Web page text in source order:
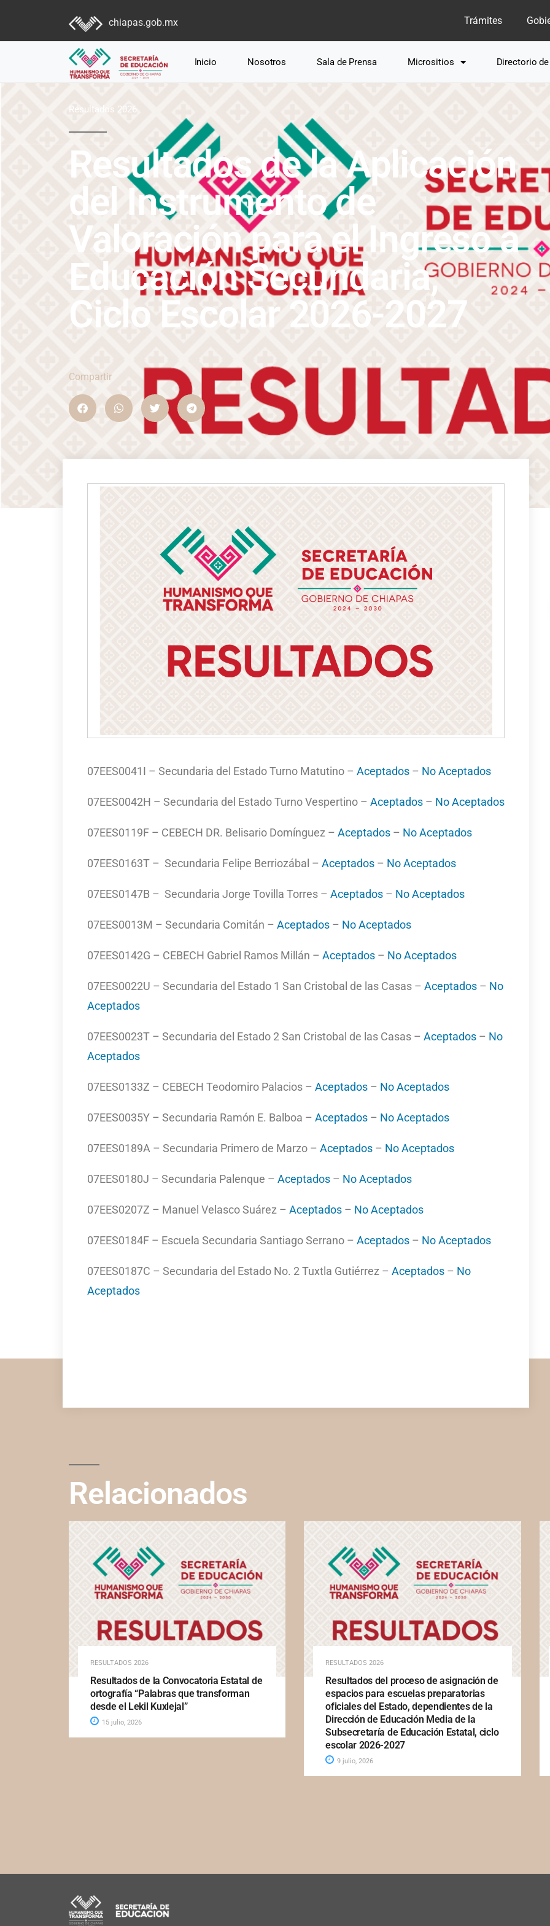
chiapas.gob.mx Trámites
Inicio Nosotros Sala de Prensa Micrositios Directorio
Resultados 2026
Resultados de la Aplicación
del Instrumento de
Valoración para el Ingreso a
Educación Secundaria,
Ciclo Escolar 2026-2027
Compartir
07EES0041I – Secundaria del Estado Turno Matutino – Aceptados – No Aceptados
07EES0042H – Secundaria del Estado Turno Vespertino – Aceptados – No Aceptados
07EES0119F – CEBECH DR. Belisario Domínguez – Aceptados – No Aceptados
07EES0163T – Secundaria Felipe Berriozábal – Aceptados – No Aceptados
07EES0147B – Secundaria Jorge Tovilla Torres – Aceptados – No Aceptados
07EES0013M – Secundaria Comitán – Aceptados – No Aceptados
07EES0142G – CEBECH Gabriel Ramos Millán – Aceptados – No Aceptados
07EES0022U – Secundaria del Estado 1 San Cristobal de las Casas – Aceptados – No
Aceptados
07EES0023T – Secundaria del Estado 2 San Cristobal de las Casas – Aceptados – No
Aceptados
07EES0133Z – CEBECH Teodomiro Palacios – Aceptados – No Aceptados
07EES0035Y – Secundaria Ramón E. Balboa – Aceptados – No Aceptados
07EES0189A – Secundaria Primero de Marzo – Aceptados – No Aceptados
07EES0180J – Secundaria Palenque – Aceptados – No Aceptados
07EES0207Z – Manuel Velasco Suárez – Aceptados – No Aceptados
07EES0184F – Escuela Secundaria Santiago Serrano – Aceptados – No Aceptados
07EES0187C – Secundaria del Estado No. 2 Tuxtla Gutiérrez – Aceptados – No
Aceptados
Relacionados
RESULTADOS 2026
Resultados de la Convocatoria Estatal de
ortografía “Palabras que transforman
desde el Lekil Kuxlejal”
15 julio, 2026
RESULTADOS 2026
Resultados del proceso de asignación de
espacios para escuelas preparatorias
oficiales del Estado, dependientes de la
Dirección de Educación Media de la
Subsecretaría de Educación Estatal, ciclo
escolar 2026-2027
9 julio, 2026